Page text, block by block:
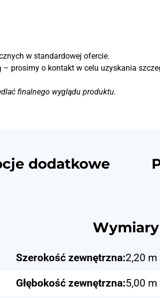
w standardowej ofercie.
prosimy o kontakt w celu uzyskania
finalnego wyglądu produktu.
dodatkowe
Wymiary
Szerokość zewnętrzna:2,20 m
Głębokość zewnętrzna:5,00 m